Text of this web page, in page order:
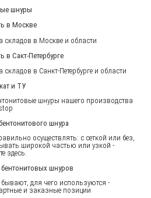
шнуры
в Москве
складов в Москве и области
в Сакт-Петербурге
складов в Санкт-Петербурге и области
и ТУ
шнуры нашего производства
шнура
осуществлять: с сеткой или без,
широкой частью или узкой -
здесь.
шнуров
бывают, для чего используются -
и заказные позиции